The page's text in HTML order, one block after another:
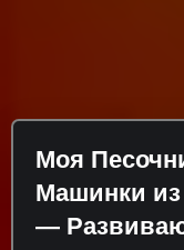
Моя
Машинки из
—